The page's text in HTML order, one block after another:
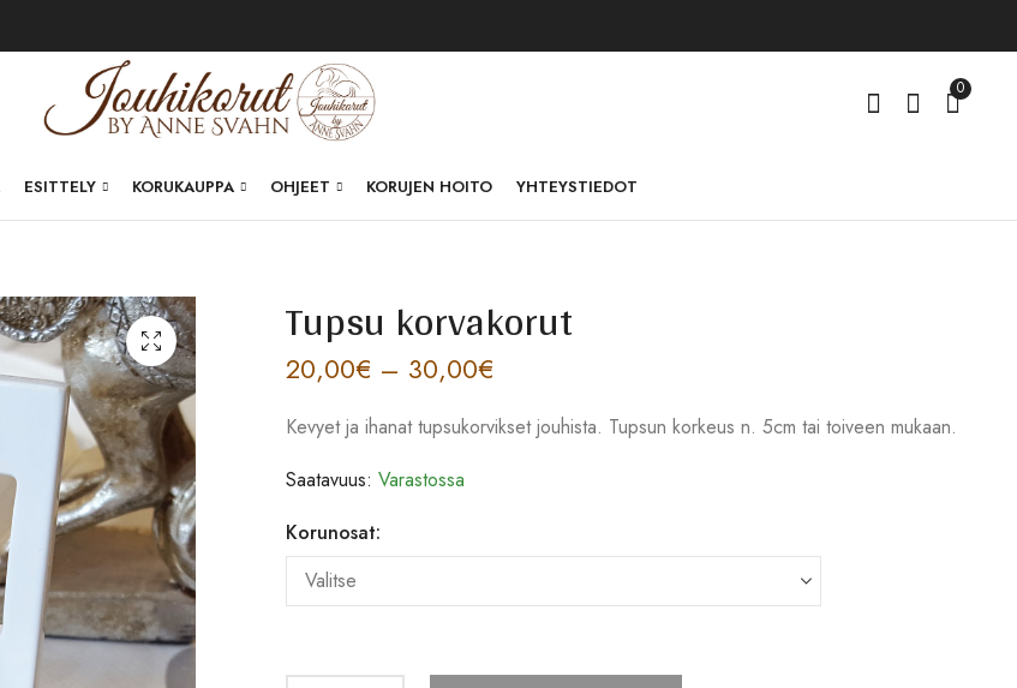
0
ESITTELY KORUKAUPPA OHJEET KORUJEN HOITO YHTEYSTIEDOT
Tupsu korvakorut
20,00€ – 30,00€
Kevyet ja ihanat tupsukorvikset jouhista. Tupsun korkeus n. 5cm tai toiveen mukaan.
Saatavuus: Varastossa
Korunosat: